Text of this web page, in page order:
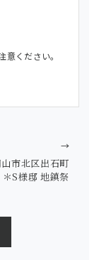
ください。
山市北区出石町
＊S様邸 地鎮祭
→